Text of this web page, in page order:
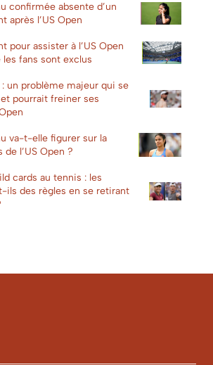
confirmée absente d’un
après l’US Open
pour assister à l’US Open
les fans sont exclus
un problème majeur qui se
pourrait freiner ses
va-t-elle figurer sur la
l’US Open ?
cards au tennis : les
ils des règles en se retirant